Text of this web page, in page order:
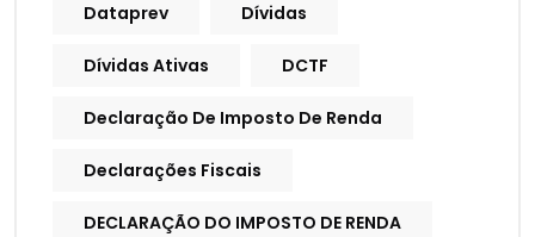
Dataprev Dívidas
Dívidas Ativas DCTF
Declaração De Imposto De Renda
Declarações Fiscais
DECLARAÇÃO DO IMPOSTO DE RENDA